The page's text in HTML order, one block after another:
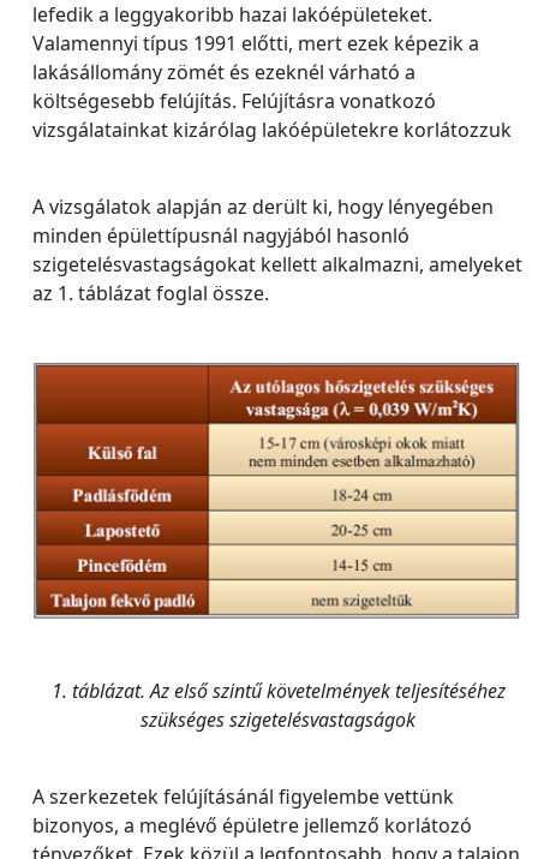
lefedik a leggyakoribb hazai lakóépületeket.
Valamennyi típus 1991 előtti, mert ezek képezik a
lakásállomány zömét és ezeknél várható a
költségesebb felújítás. Felújításra vonatkozó
vizsgálatainkat kizárólag lakóépületekre korlátozzuk
A vizsgálatok alapján az derült ki, hogy lényegében
minden épülettípusnál nagyjából hasonló
szigetelésvastagságokat kellett alkalmazni, amelyeket
az 1. táblázat foglal össze.
1. táblázat. Az első szintű követelmények teljesítéséhez
szükséges szigetelésvastagságok
A szerkezetek felújításánál figyelembe vettünk
bizonyos, a meglévő épületre jellemző korlátozó